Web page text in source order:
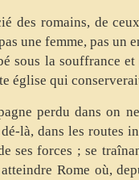
des romains, de
une femme, pas un
sous la souffrance
église qui
perdu dans on
là, dans les routes
ses forces ; se
Rome où,